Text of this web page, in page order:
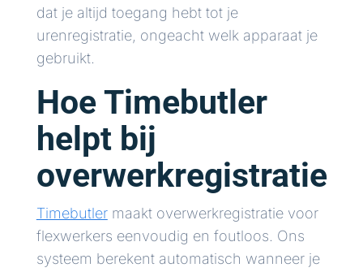
dat je altijd toegang hebt tot je
urenregistratie, ongeacht welk apparaat je
gebruikt.
Hoe Timebutler
helpt bij
overwerkregistratie
Timebutlermaakt overwerkregistratie voor
flexwerkers eenvoudig en foutloos. Ons
systeem berekent automatisch wanneer je